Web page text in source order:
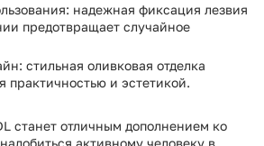
надежная фиксация лезвия
предотвращает случайное
стильная оливковая отделка
практичностью и эстетикой.
станет отличным дополнением ко
активному человеку в